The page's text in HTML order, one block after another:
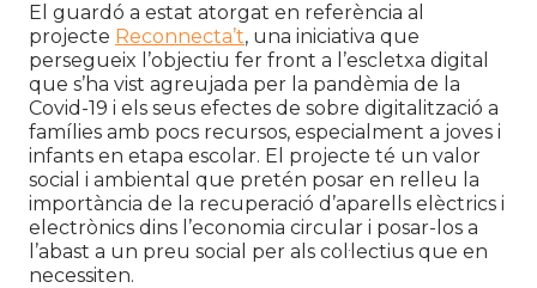
El guardó a estat atorgat en referència al
projecte Reconnecta’t, una iniciativa que
persegueix l’objectiu fer front a l’escletxa digital
que s’ha vist agreujada per la pandèmia de la
Covid-19 i els seus efectes de sobre digitalització a
famílies amb pocs recursos, especialment a joves i
infants en etapa escolar. El projecte té un valor
social i ambiental que pretén posar en relleu la
importància de la recuperació d’aparells elèctrics i
electrònics dins l’economia circular i posar-los a
l’abast a un preu social per als col·lectius que en
necessiten.